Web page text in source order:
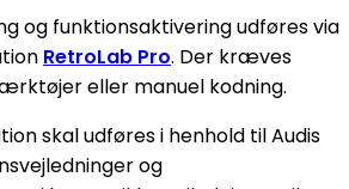
og funktionsaktivering udføres via
RetroLab Pro. Der kræves
eller manuel kodning.
skal udføres i henhold til Audis
og